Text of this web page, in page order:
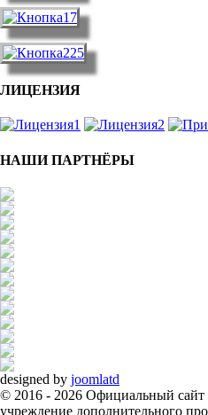
ЛИЦЕНЗИЯ
НАШИ ПАРТНЁРЫ
designed by joomlatd
© 2016 - 2026 Официальный сайт
учреждение дополнительного